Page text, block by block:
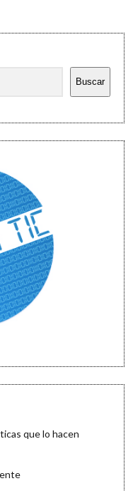
Buscar
que lo hacen